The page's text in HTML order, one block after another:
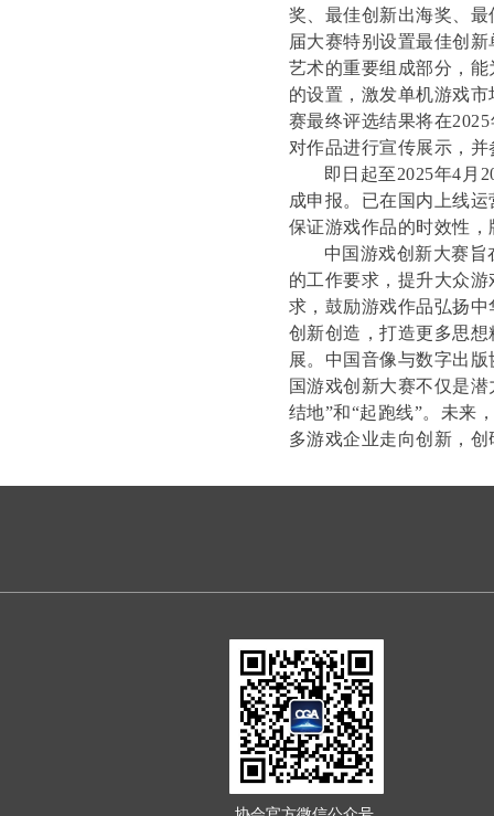
奖、最佳创新出海奖、
届大赛特别设置最佳创
艺术的重要组成部分，
的设置，激发单机游戏
赛最终评选结果将在2025
对作品进行宣传展示，
即日起至2025年4 月
成申报。 已在国内上线
保证游戏作品的时效性
中国游戏创新大赛
的工作要求，提升大众
求，鼓励游戏作品弘扬
创新创造，打造更多思
展。 中国音像与数字出
国游戏创新大赛不仅是
结地”和“起跑线”。 未来
多游戏企业走向创新，